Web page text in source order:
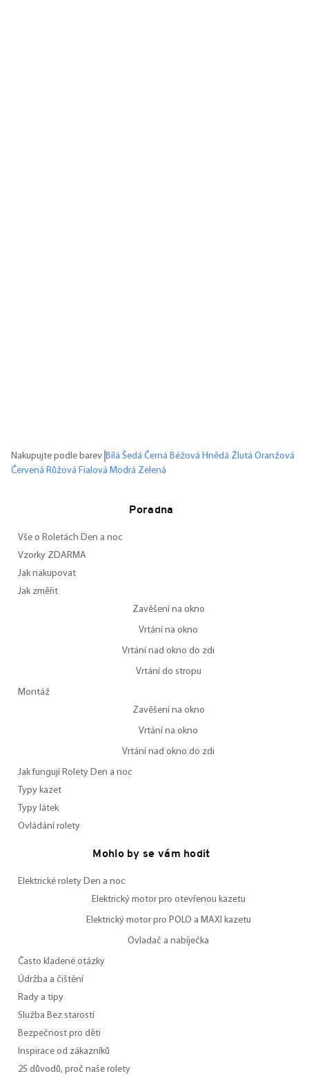
Nakupujte podle barev Bílá Šedá Černá Béžová Hnědá Žlutá Oranžová
Červená Růžová Fialová Modrá Zelená
Poradna
Vše o Roletách Den a noc
Vzorky ZDARMA
Jak nakupovat
Jak změřit
Zavěšení na okno
Vrtání na okno
Vrtání nad okno do zdi
Vrtání do stropu
Montáž
Zavěšení na okno
Vrtání na okno
Vrtání nad okno do zdi
Jak fungují Rolety Den a noc
Typy kazet
Typy látek
Ovládání rolety
Mohlo by se vám hodit
Elektrické rolety Den a noc
Elektrický motor pro otevřenou kazetu
Elektrický motor pro POLO a MAXI kazetu
Ovladač a nabíječka
Často kladené otázky
Údržba a čištění
Rady a tipy
Služba Bez starostí
Bezpečnost pro děti
Inspirace od zákazníků
25 důvodů, proč naše rolety